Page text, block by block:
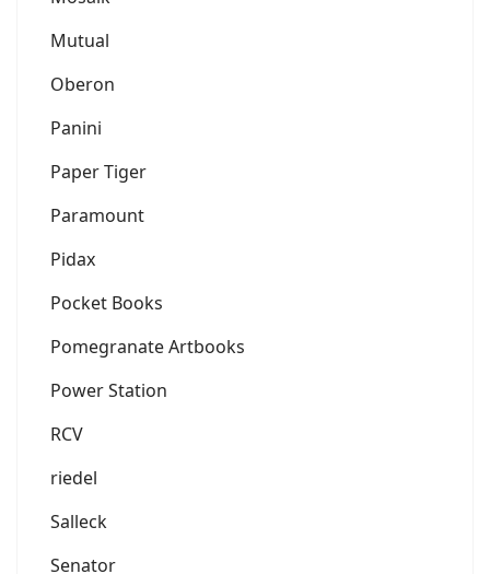
Mutual
Oberon
Panini
Paper Tiger
Paramount
Pidax
Pocket Books
Pomegranate Artbooks
Power Station
RCV
riedel
Salleck
Senator